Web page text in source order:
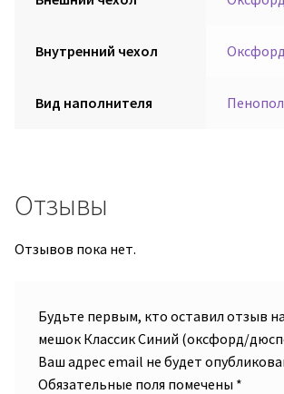
Внутренний чехол Оксфорд
Вид наполнителя
Отзывы
Отзывов пока нет.
Будьте первым, кто оставил отзыв
мешок Классик Синий (оксфорд/
Ваш адрес email не будет
Обязательные поля помечены *